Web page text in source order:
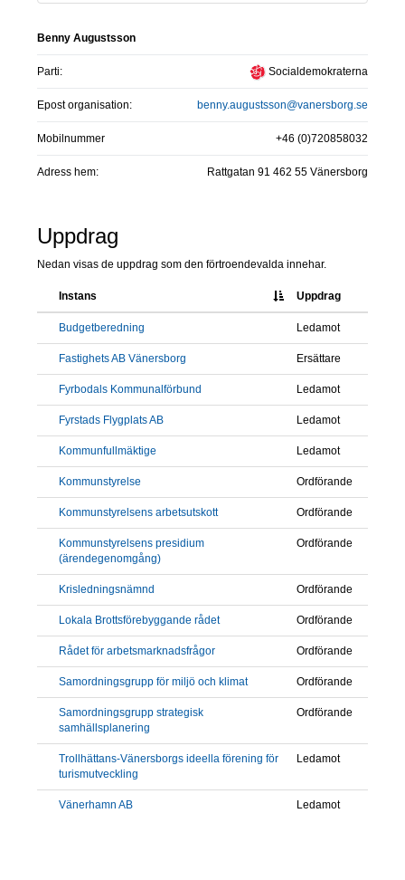
Benny Augustsson
Socialdemokraterna
Parti:
benny.augustsson@vanersborg.se
Epost organisation:
+46 (0)720858032
Mobilnummer
Rattgatan 91 462 55 Vänersborg
Adress hem:
Uppdrag
Nedan visas de uppdrag som den förtroendevalda innehar.
Instans Uppdrag
Budgetberedning Ledamot
Fastighets AB Vänersborg Ersättare
Fyrbodals Kommunalförbund Ledamot
Fyrstads Flygplats AB Ledamot
Kommunfullmäktige Ledamot
Kommunstyrelse Ordförande
Kommunstyrelsens arbetsutskott Ordförande
Kommunstyrelsens presidium
(ärendegenomgång)
Ordförande
Krisledningsnämnd Ordförande
Lokala Brottsförebyggande rådet Ordförande
Rådet för arbetsmarknadsfrågor Ordförande
Samordningsgrupp för miljö och klimat Ordförande
Samordningsgrupp strategisk
samhällsplanering
Ordförande
Trollhättans-Vänersborgs ideella förening för
turismutveckling
Ledamot
Vänerhamn AB Ledamot